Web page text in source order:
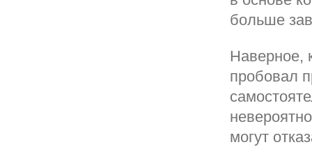
больше
Наверное,
пробовал
могут